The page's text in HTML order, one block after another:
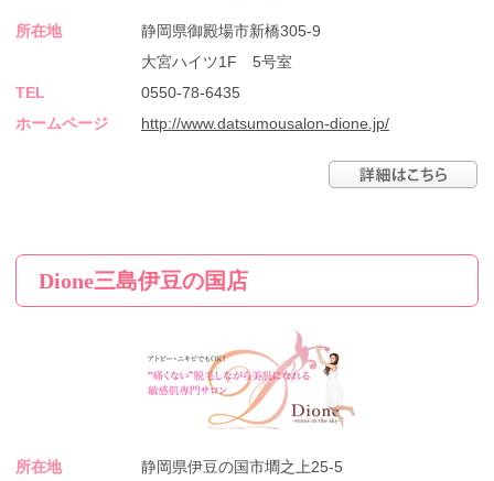
所在地
静岡県御殿場市新橋305-9
大宮ハイツ1F 5号室
TEL
0550-78-6435
ホームページ
http://www.datsumousalon-dione.jp/
Dione三島伊豆の国店
所在地
静岡県伊豆の国市墹之上25-5